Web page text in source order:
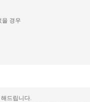
을 경우
드립니다.